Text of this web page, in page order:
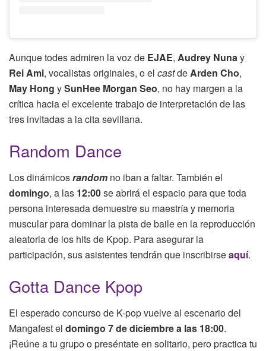
Aunque todes admiren la voz de EJAE, Audrey Nuna y
Rei Ami, vocalistas originales, o el castde Arden Cho,
May Hong ySunHee Morgan Seo, no hay margen a la
crítica hacia el excelente trabajo de interpretación de las
tres invitadas a la cita sevillana.
Random Dance
Los dinámicosrandom no iban a faltar. También el
domingo, a las 12:00se abrirá el espacio para que toda
persona interesada demuestre su maestría y memoria
muscular para dominar la pista de baile en la reproducción
aleatoria de los hits de Kpop. Para asegurar la
participación, sus asistentes tendrán que inscribirseaquí.
Gotta Dance Kpop
El esperado concurso de K-pop vuelve al escenario del
Mangafest el domingo 7 de diciembre a las 18:00.
¡Reúne a tu grupo o preséntate en solitario, pero practica tu